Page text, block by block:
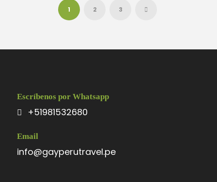
1 2 3
Escríbenos por Whatsapp
+51981532680
Email
info@gayperutravel.pe